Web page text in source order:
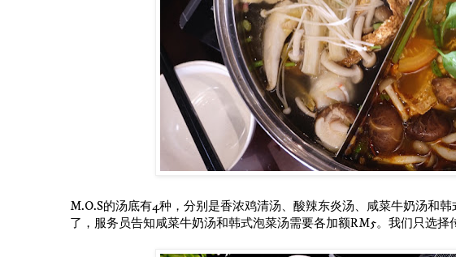
M.O.S的汤底有4种，分别是香浓鸡清汤、酸辣东炎汤、咸菜牛奶汤和
了，服务员告知咸菜牛奶汤和韩式泡菜汤需要各加额RM5。我们只选择